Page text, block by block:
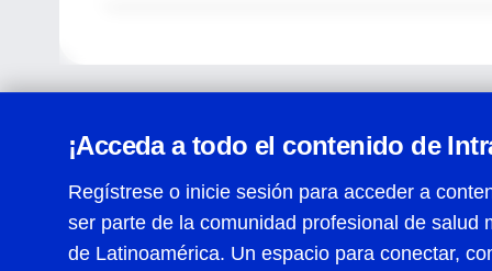
¡Acceda a todo el contenido de
Regístrese o inicie sesión para acceder a
ser parte de la comunidad profesional de salud
de Latinoamérica. Un espacio para conectar,
Centro de Ayuda